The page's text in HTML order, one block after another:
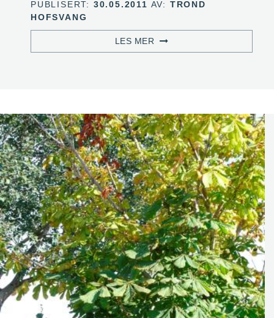
PUBLISERT: 30.05.2011 AV: TROND
HOFSVANG
LES MER